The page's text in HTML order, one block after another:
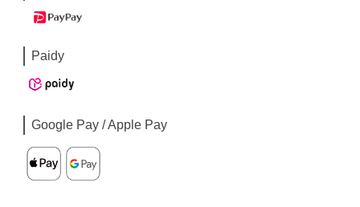
Paidy
Google Pay / Apple Pay